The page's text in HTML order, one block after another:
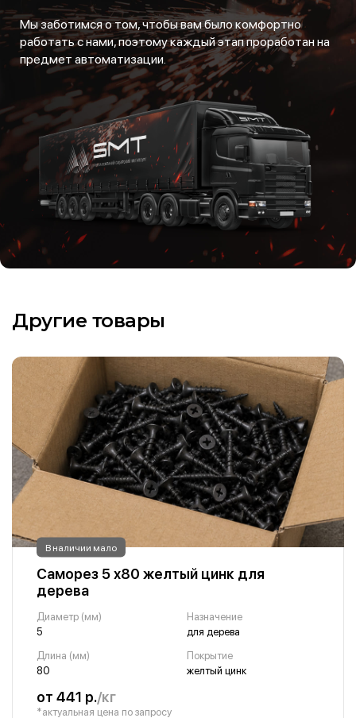
Мы заботимся о том, чтобы вам было комфортно
работать с нами, поэтому каждый этап проработан на
предмет автоматизации.
Другие товары
В наличии мало
Саморез 5 х80 желтый цинк для
дерева
Диаметр (мм)
5
Назначение
для дерева
Длина (мм)
80
Покрытие
желтый цинк
от 441 р./кг
*актуальная цена по запросу